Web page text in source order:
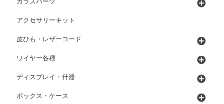
ガラスパーツ
アクセサリーキット
皮ひも・レザーコード
ワイヤー各種
ディスプレイ・什器
ボックス・ケース